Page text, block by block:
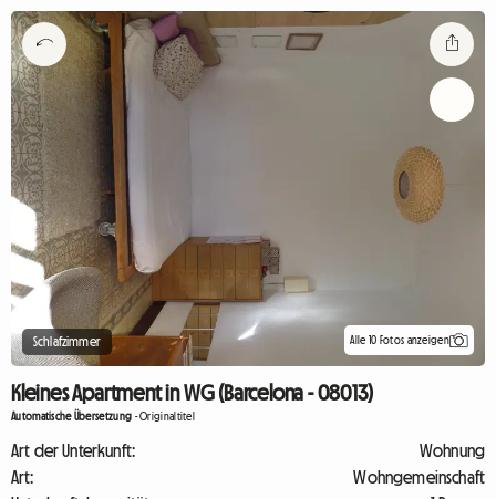
Schlafzimmer Alle 10 Fotos anzeigen
Kleines Apartment in WG (Barcelona - 08013)
Automatische Übersetzung -Originaltitel
Art der Unterkunft:
Wohnung
Art:
Wohngemeinschaft